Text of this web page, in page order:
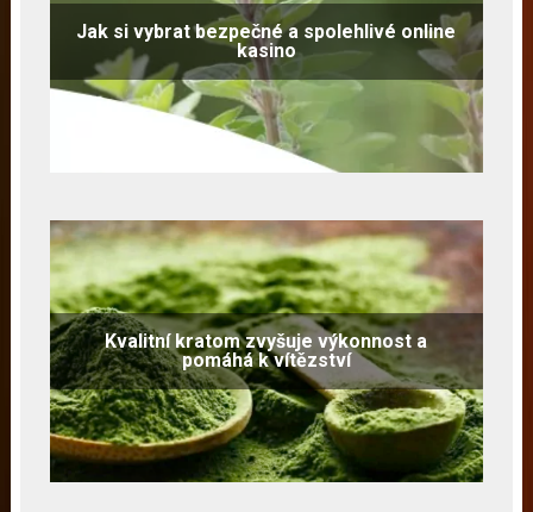
Jak si vybrat bezpečné a spolehlivé online
kasino
Kvalitní kratom zvyšuje výkonnost a
pomáhá k vítězství